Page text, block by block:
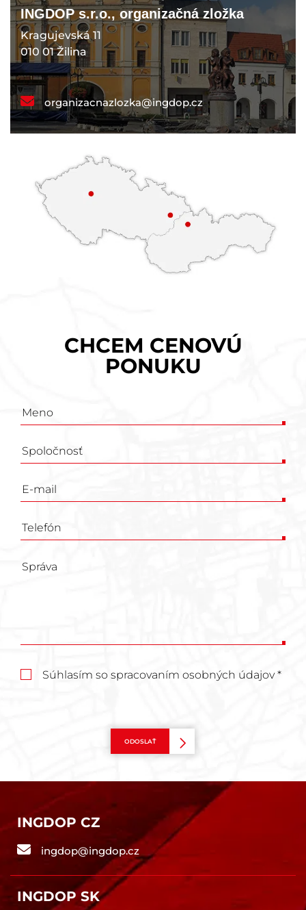
INGDOP s.r.o., organizačná zložka
Kragujevská 11
010 01 Žilina
organizacnazlozka@ingdop.cz
CHCEM CENOVÚ
PONUKU
Poptávkový
Súhlasím so spracovaním osobných údajov *
ODOSLAŤ
INGDOP CZ
ingdop@ingdop.cz
INGDOP SK